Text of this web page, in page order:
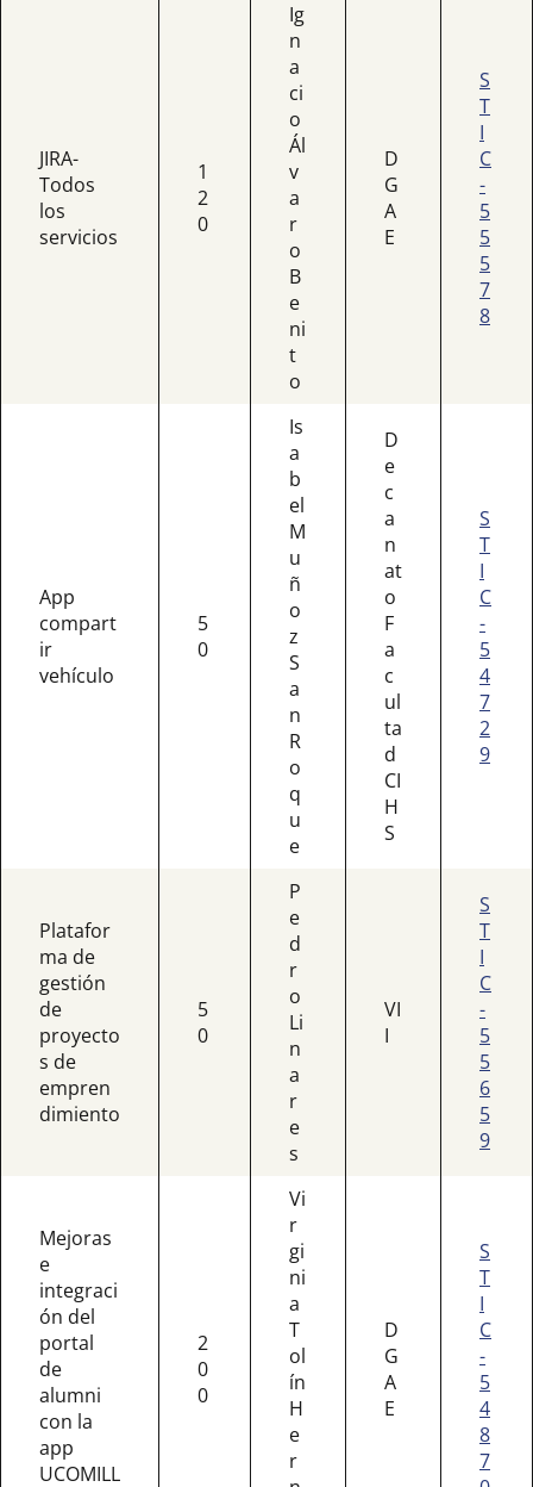
JIRA-
Todos
los
servicios
1
2
0
Ig
n
a
ci
o
Ál
v
a
r
o
B
e
ni
t
o
D
G
A
E
S
T
I
C
-
5
5
5
7
8
App
compart
ir
vehículo
5
0
Is
a
b
el
M
u
ñ
o
z
S
a
n
R
o
q
u
e
D
e
c
a
n
at
o
F
a
c
ul
ta
d
CI
H
S
S
T
I
C
-
5
4
7
2
9
Platafor
ma de
gestión
de
proyecto
s de
empren
dimiento
5
0
P
e
d
r
o
Li
n
a
r
e
s
VI
I
S
T
I
C
-
5
5
6
5
9
Mejoras
e
integraci
ón del
portal
de
alumni
con la
app
UCOMILL
2
0
0
Vi
r
gi
ni
a
T
ol
ín
H
e
r
D
G
A
E
S
T
I
C
-
5
4
8
7